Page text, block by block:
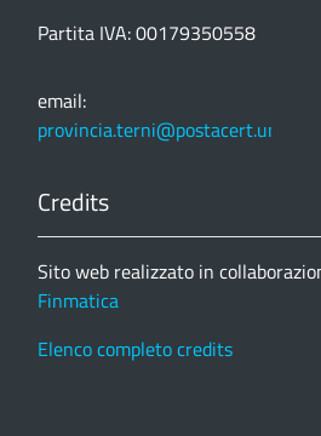
Partita IVA: 00179350558
email:
provincia.terni@postacert.umbria.it
Credits
Sito web realizzato in
Finmatica
Elenco completo credits